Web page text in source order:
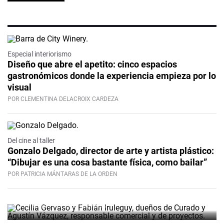
Especial interiorismo
Diseño que abre el apetito: cinco espacios
gastronómicos donde la experiencia empieza por lo
visual
POR CLEMENTINA DELACROIX CARDEZA
Del cine al taller
Gonzalo Delgado, director de arte y artista plástico:
“Dibujar es una cosa bastante física, como bailar”
POR PATRICIA MÁNTARAS DE LA ORDEN
Curado, un espacio en Ciudad
Vieja que acompaña el ritmo de
POR MARTINA PÉREZ BARRIOLA